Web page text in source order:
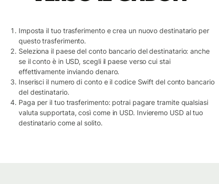
Imposta il tuo trasferimento e crea un nuovo destinatario per
questo trasferimento.
Seleziona il paese del conto bancario del destinatario: anche
se il conto è in USD, scegli il paese verso cui stai
effettivamente inviando denaro.
Inserisci il numero di conto e il codice Swift del conto bancario
del destinatario.
Paga per il tuo trasferimento: potrai pagare tramite qualsiasi
valuta supportata, così come in USD. Invieremo USD al tuo
destinatario come al solito.